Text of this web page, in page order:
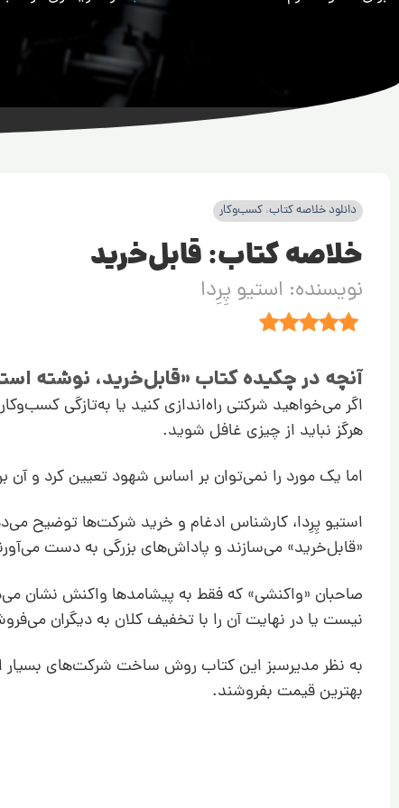
دانلود خلاصه کتاب، کسب‌وکار
خلاصه کتاب: قابل‌خرید
نویسنده: استیو پِرِدا
آنچه در چکیده کتاب «قابل‌خرید، نوشته
اگر می‌خواهید شرکتی را‌ه‌اندازی کنید یا به‌تازگی
هرگز نباید از چیزی غافل شوید.
اما یک مورد را نمی‌توان بر اساس شهود تعیین کرد و
استیو پِرِدا، کارشناس ادغام و خرید شرکت‌ها توضیح
«قابل‌خرید» می‌سازند و پاداش‌های بزرگی به دست
صاحبان «واکنشی» که فقط به پیشامدها واکنش نشان
نیست یا در نهایت آن را با تخفیف کلان به دیگران
به نظر مدیرسبز این کتاب روش ساخت شرکت‌های بسیار
بهترین قیمت بفروشند.